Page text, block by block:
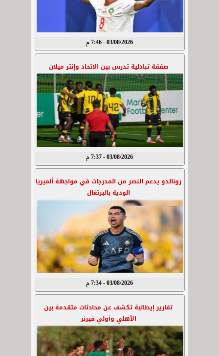
03/08/2026 - 7:46 م
صفقة تبادلية تدرس بين الاتحاد وإنتر ميلان
03/08/2026 - 7:37 م
رونالدو يدعم النصر من المدرجات في مواجهة ألميريا
الودية بالبرتغال
03/08/2026 - 7:34 م
تقارير إيطالية تكشف عن محادثات متقدمة بين
الأهلي وأولي فيرنر